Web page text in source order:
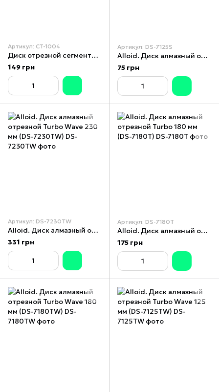
Артикул: CT-1004
Диск отрезной сегментный, алмазный 180 мм, 16-18% INTERTOOL CT-1004
149 грн
Артикул: DS-7125S
Alloid. Диск алмазный отрезной сегментный 125 мм (DS-7125S)
75 грн
Артикул: DS-7230TW
Alloid. Диск алмазный отрезной Turbo Wave 230 мм (DS-7230TW)
331 грн
Артикул: DS-7180T
Alloid. Диск алмазный отрезной Turbo 180 мм (DS-7180T)
175 грн